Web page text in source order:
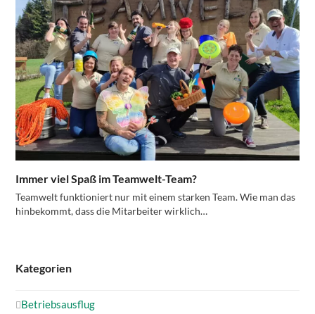
Immer viel Spaß im Teamwelt-Team?
Teamwelt funktioniert nur mit einem starken Team. Wie man das
hinbekommt, dass die Mitarbeiter wirklich…
Kategorien
Betriebsausflug